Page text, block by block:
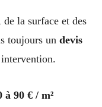
la surface et des
toujours un devis
à 90 € / m²